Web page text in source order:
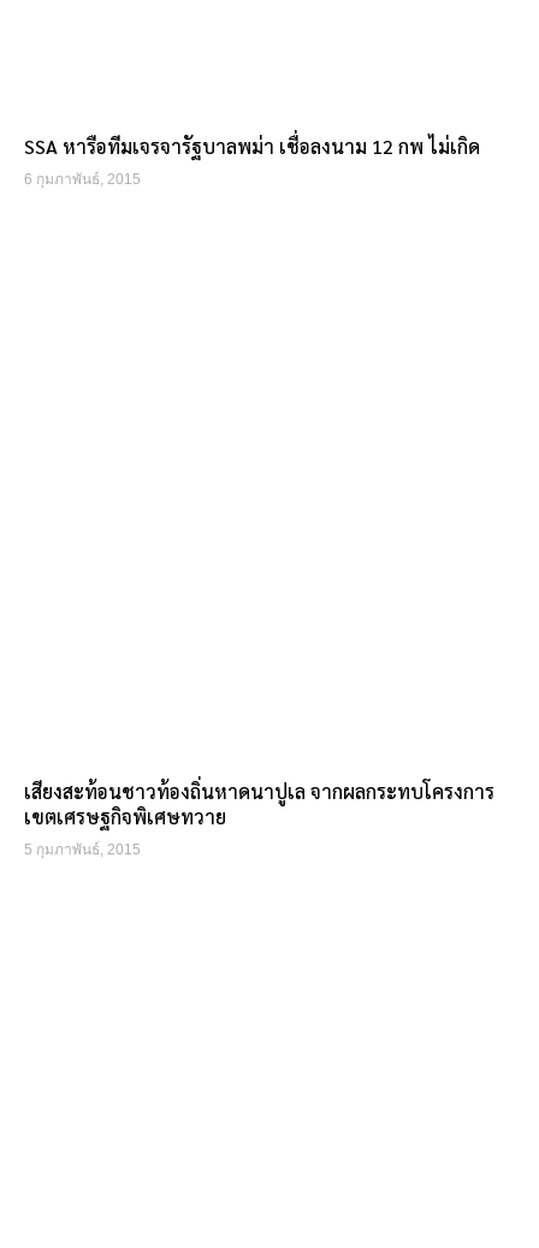
SSA หารือทีมเจรจารัฐบาลพม่า เชื่อลงนาม 12 กพ ไม่เกิด
6 กุมภาพันธ์, 2015
เสียงสะท้อนชาวท้องถิ่นหาดนาปูเล จากผลกระทบโครงการ
เขตเศรษฐกิจพิเศษทวาย
5 กุมภาพันธ์, 2015